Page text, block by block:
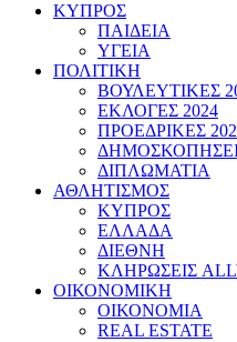
ΚΥΠΡΟΣ
ΠΑΙΔΕΙΑ
ΥΓΕΙΑ
ΠΟΛΙΤΙΚΗ
ΒΟΥΛΕΥΤΙΚΕΣ
ΕΚΛΟΓΕΣ 2024
ΠΡΟΕΔΡΙΚΕΣ
ΔΙΠΛΩΜΑΤΙΑ
ΑΘΛΗΤΙΣΜΟΣ
ΚΥΠΡΟΣ
ΕΛΛΑΔΑ
ΔΙΕΘΝΗ
ΚΛΗΡΩΣΕΙΣ
ΟΙΚΟΝΟΜΙΚΗ
ΟΙΚΟΝΟΜΙΑ
REAL ESTATE